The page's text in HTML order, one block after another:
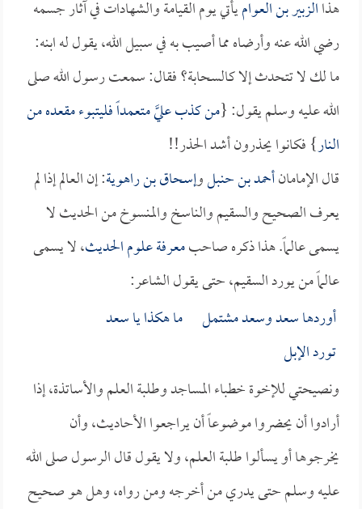
هذاالزبير بن العواميأتي يوم القيامة والشهادات في آثار جسمه
رضي الله عنه وأرضاه مما أصيب به في سبيل الله، يقول له ابنه:
ما لك لا تتحدث إلا كالسحابة؟ فقال: سمعت رسول الله صلى
الله عليه وسلم يقول: {من كذب عليَّ متعمداً فليتبوء مقعده من
النار} فكانوا يحذرون أشد الحذر!!
قال الإمامانأحمد بن حنبلوإسحاق بن راهوية: إن العالم إذا لم
يعرف الصحيح والسقيم والناسخ والمنسوخ من الحديث لا
يسمى عالماً. هذا ذكره صاحبمعرفة علوم الحديث، لا يسمى
عالماً من يورد السقيم، حتى يقول الشاعر:
أوردها سعد وسعد مشتمل ما هكذا يا سعد
تورد الإبل
ونصيحتي للإخوة خطباء المساجد وطلبة العلم والأساتذة، إذا
أرادوا أن يحضروا موضوعاً أن يراجعوا الأحاديث، وأن
يخرجوها أو يسألوا طلبة العلم، ولا يقول قال الرسول صلى الله
عليه وسلم حتى يدري من أخرجه ومن رواه، وهل هو صحيح